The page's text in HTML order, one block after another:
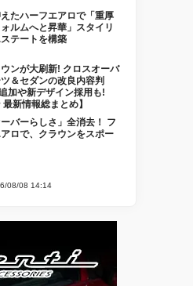
たハーフエアロで「重厚
ルムへと昇華」スタイリ
テートを構築
ンが大刷新! クロスオーバ
＆セダンの改良内容判
加や新デザイン採用も!
最新情報総まとめ】
ーバーらしさ」全消去！ フ
ロで、クラウンをスポー
08/08 14:14